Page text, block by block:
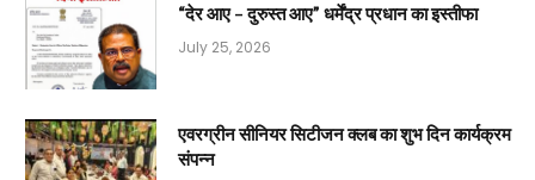
“देर आए – दुरुस्त आए” धर्मेंद्र प्रधान का इस्तीफा
July 25, 2026
एवरग्रीन सीनियर सिटीजन क्लब का शुभ दिन कार्यक्रम
संपन्न